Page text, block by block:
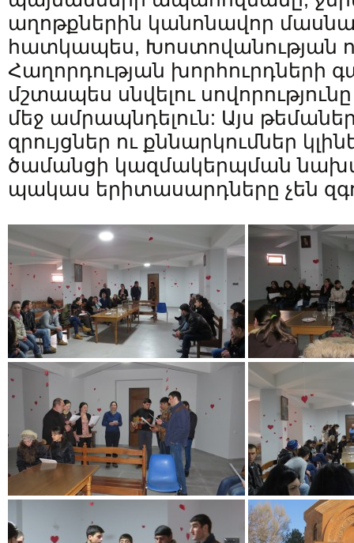
աղոթքներին կանոնավոր
հատկապես, Խոստովանության
Հաղորդության խորհուրդների
մշտապես սնվելու
մեջ ամրապնդելուն: Այս
զրույցներ ու քննարկումներ
ծամանցի կազմակերպման
պակաս երիտասարդները չեն